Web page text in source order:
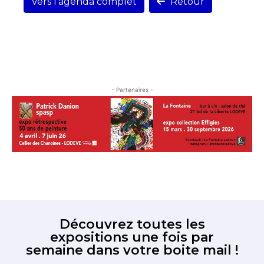
- Partenaires -
Découvrez toutes les
expositions une fois par
semaine dans votre boite mail !